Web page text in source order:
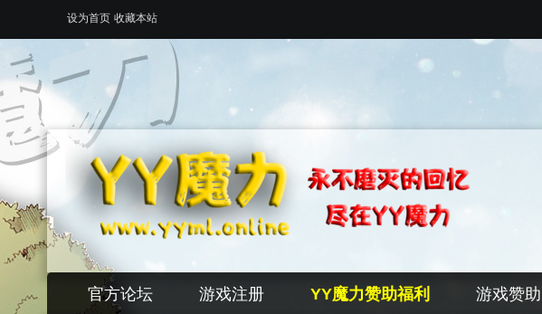
设为首页 收藏本站
官方论坛 游戏注册 YY魔力赞助福利 游戏赞助